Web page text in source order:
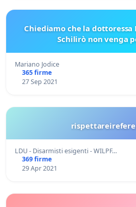
Chiediamo che la dottoressa
Schilirò non venga
Mariano Jodice
365 firme
27 Sep 2021
LDU - Disarmisti esigenti - WILPF…
369 firme
29 Apr 2021